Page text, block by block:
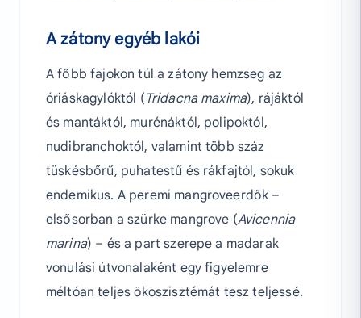
A zátony egyéb lakói
A főbb fajokon túl a zátony hemzseg az
óriáskagylóktól ( Tridacna maxima), rájáktól
és mantáktól, murénáktól, polipoktól,
nudibranchoktól, valamint több száz
tüskésbőrű, puhatestű és rákfajtól, sokuk
endemikus. A peremi mangroveerdők –
elsősorban a szürke mangrove (Avicennia
marina) – és a part szerepe a madarak
vonulási útvonalaként egy figyelemre
méltóan teljes ökoszisztémát tesz teljessé.